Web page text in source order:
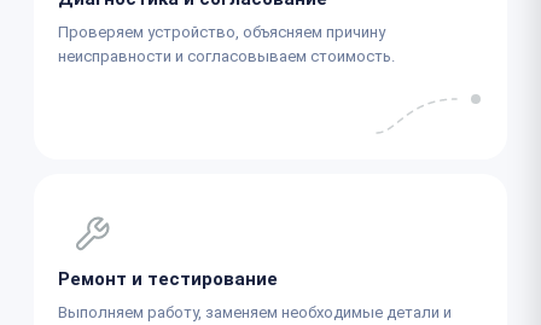
Проверяем устройство, объясняем причину
неисправности и согласовываем стоимость.
Ремонт и тестирование
Выполняем работу, заменяем необходимые детали и